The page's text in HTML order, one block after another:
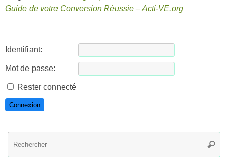
Guide de votre Conversion Réussie – Acti-VE.org
Identifiant:
Mot de passe:
Rester connecté
Connexion